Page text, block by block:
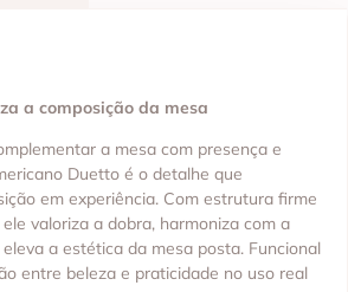
a composição da mesa
a mesa com presença e
Duetto é o detalhe que
em experiência. Com estrutura firme
valoriza a dobra, harmoniza com a
a estética da mesa posta. Funcional
entre beleza e praticidade no uso real